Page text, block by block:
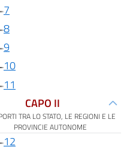
7
8
9
10
11
CAPO II
TRA LO STATO, LE REGIONI E LE
PROVINCIE AUTONOME
12